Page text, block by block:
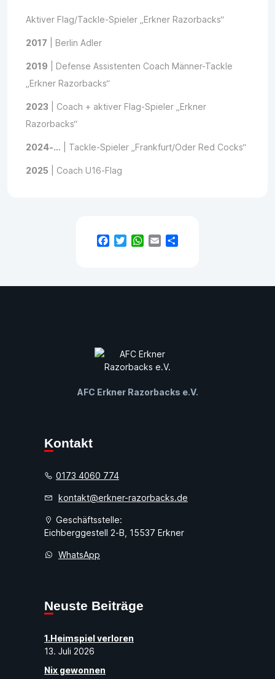
Aktiver Flag/Tackle-Spieler „Erkner Razorbacks“
2017 | Berlin Adler
2019 | Defense Assistenten Coach Männer-Tackle
„Erkner Razorbacks“
2023 | Coach + aktiver Flag-Spieler „Erkner
Razorbacks“
2024-… | Tackle-Spieler „Frankfurt/Oder Red Cocks“
2025 | Coach U16-Flag
Facebook
TwitterWhatsApp
Email
AFC Erkner Razorbacks e.V.
Kontakt
0173 4060 774
kontakt@erkner-razorbacks.de
Geschäftsstelle:
Eichberggestell 2-B, 15537 Erkner
WhatsApp
Neuste Beiträge
1.Heimspiel verloren
13. Juli 2026
Nix gewonnen